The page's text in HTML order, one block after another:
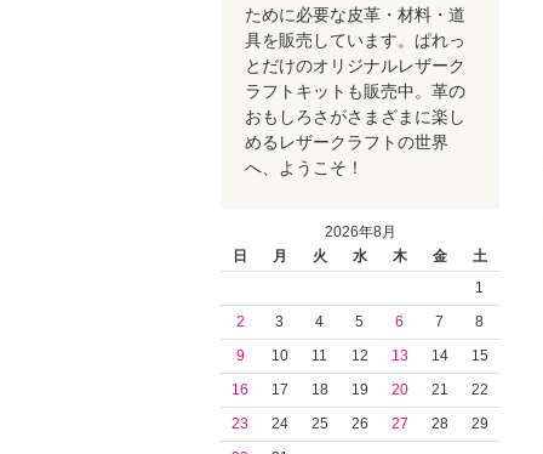
ために必要な皮革・材料・道
具を販売しています。ぱれっ
とだけのオリジナルレザーク
ラフトキットも販売中。革の
おもしろさがさまざまに楽し
めるレザークラフトの世界
へ、ようこそ！
2026年8月
日
月 火 水 木 金
土
1
2
3 4 5 6 7
8
9
10 11 12 13 14
15
16
17 18 19 20 21
22
23
24 25 26 27 28
29